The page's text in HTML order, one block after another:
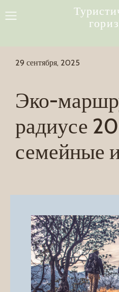
Эко-
радиусе
семейные
29 сентября, 2025